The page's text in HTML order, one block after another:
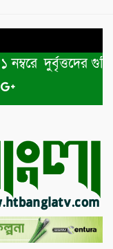
দুর্বৃত্তদের